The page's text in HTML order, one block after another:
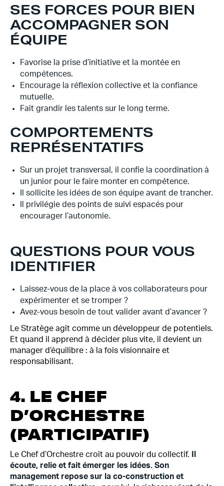
SES FORCES POUR BIEN
ACCOMPAGNER SON
ÉQUIPE
Favorise la prise d’initiative et la montée en
compétences.
Encourage la réflexion collective et la confiance
mutuelle.
Fait grandir les talents sur le long terme.
COMPORTEMENTS
REPRÉSENTATIFS
Sur un projet transversal, il confie la coordination à
un junior pour le faire monter en compétence.
Il sollicite les idées de son équipe avant de trancher.
Il privilégie des points de suivi espacés pour
encourager l’autonomie.
QUESTIONS POUR VOUS
IDENTIFIER
Laissez-vous de la place à vos collaborateurs pour
expérimenter et se tromper ?
Avez-vous besoin de tout valider avant d’avancer ?
Le Stratège agit comme un développeur de potentiels.
Et quand il apprend à décider plus vite, il devient un
manager d’équilibre : à la fois visionnaire et
responsabilisant.
4. LE CHEF
D’ORCHESTRE
(PARTICIPATIF)
Le Chef d’Orchestre croit au pouvoir du collectif.
écoute, relie et fait émerger les idées. Son
management repose sur la co-construction et